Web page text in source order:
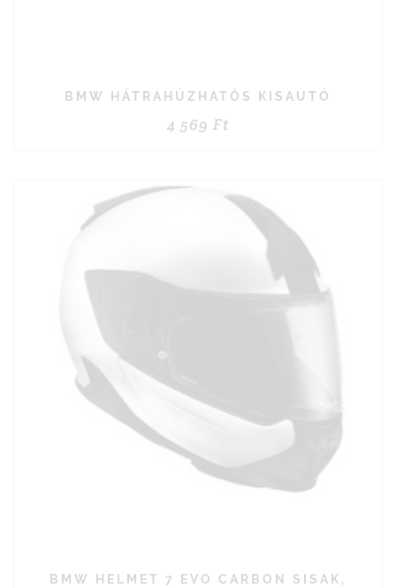
BMW HÁTRAHÚZHATÓS KISAUTÓ
4 569 Ft
BMW HELMET 7 EVO CARBON SISAK,